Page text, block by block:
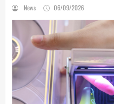
News 06/09/2026